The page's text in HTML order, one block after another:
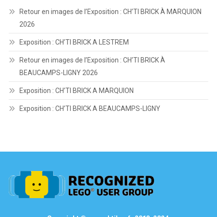
Retour en images de l’Exposition : CH’TI BRICK À MARQUION
2026
Exposition : CH’TI BRICK A LESTREM
Retour en images de l’Exposition : CH’TI BRICK À
BEAUCAMPS-LIGNY 2026
Exposition : CH’TI BRICK A MARQUION
Exposition : CH’TI BRICK A BEAUCAMPS-LIGNY